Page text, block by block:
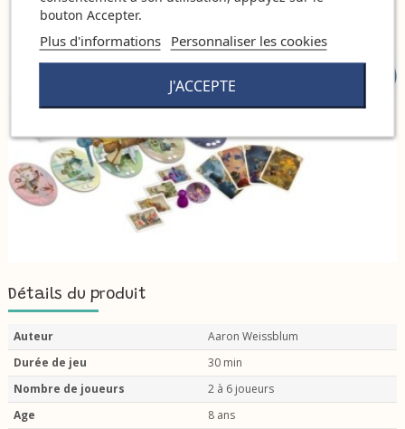
Détails du produit
Auteur
Aaron Weissblum
Durée de jeu
30 min
Nombre de joueurs
2 à 6 joueurs
Age
8 ans
bouton Accepter.
Plus d'informations Personnaliser les cookies
J'ACCEPTE